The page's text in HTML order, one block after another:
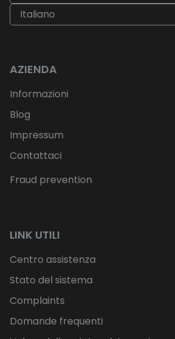
Italiano
AZIENDA
Informazioni
Blog
Impressum
Contattaci
Fraud prevention
LINK UTILI
Centro assistenza
Stato del sistema
Complaints
Domande frequenti